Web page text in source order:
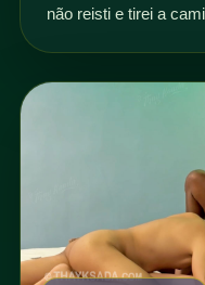
não reisti e tirei a